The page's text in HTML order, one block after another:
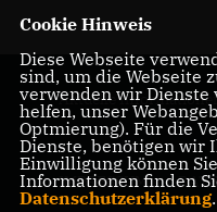
Aktuelle
IMPRESSUM
Cookie Hinweis
Diese Webseite
sind, um die Webseite
verwenden wir
helfen, unser
Optmierung). Für die
Dienste, benötigen wir
Einwilligung können
Informationen finden
Datenschutzerklärung.